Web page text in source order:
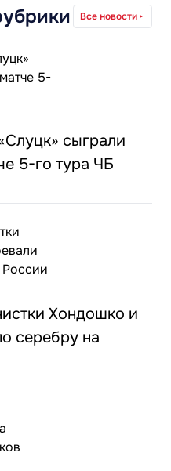
Все новости
сыграли
5-го тура ЧБ
Хондошко и
серебру на